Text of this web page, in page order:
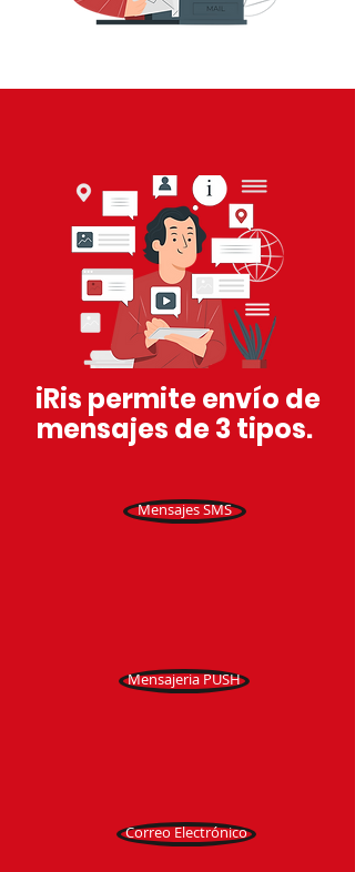
iRis permite envío de
mensajes de 3 tipos.
Mensajes SMS
Mensajeria PUSH
Correo Electrónico